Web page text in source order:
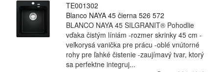
TE001302
Blanco NAYA 45 čierna 526 572
BLANCO NAYA 45 SILGRANIT® Pohodlie
vďaka čistým líniám -rozmer skrinky 45 cm -
veľkorysá vanička pre prácu -oblé vnútorné
rohy pre ľahké čistenie -zaujímavý tvar, ktorý
sa perfektne integruj...